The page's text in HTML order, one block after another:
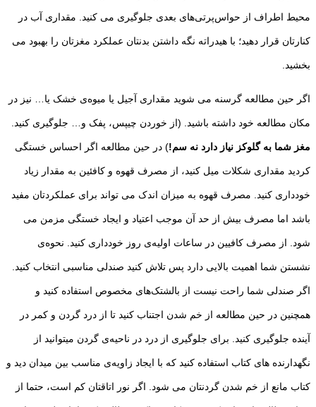
محیط اطراف از حواس‌پرتی‌های بعدی جلوگیری می کنید. مقداری آب در
کنارتان قرار دهید؛ با هیدراته نگه داشتن بدنتان عملکرد مغزتان را بهبود می
بخشید.
اگر حین مطالعه گرسنه می شوید مقداری آجیل یا میوه‌ی خشک یا… نیز در
مکان مطالعه خود داشته باشید. (از خوردن چیپس، پفک و… جلوگیری کنید.
مغز شما به گلوکز نیاز دارد نه سم!) در حین مطالعه اگر احساس خستگی
کردید مقداری شکلات میل کنید، از مصرف قهوه و کافئین به مقدار زیاد
خودداری کنید. مصرف قهوه به میزان اندک می تواند برای عملکردتان مفید
باشد اما مصرف بیش از حد آن موجب اعتیاد و ایجاد خستگی مزمن می
شود. از مصرف کافیین در ساعات اولیه‌ی روز خودداری کنید. نحوه‌ی
نشستن شما اهمیت بالایی دارد پس تلاش کنید صندلی مناسبی انتخاب کنید.
اگر صندلی شما راحت نیست از بالشتک‌های مخصوص استفاده کنید و
همچنین در حین مطالعه از خم شدن اجتناب کنید تا از درد گردن و کمر در
آینده جلوگیری کنید. برای جلوگیری از درد در ناحیه‌ی گردن میتوانید از
نگهدارنده های کتاب استفاده کنید که با ایجاد زاویه‌ی مناسب بین میدان دید و
کتاب مانع از خم شدن گردنتان می شود. اگر نور اتاقتان کم است، حتما از